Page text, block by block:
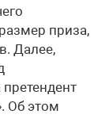
приза,
Далее,
Об этом